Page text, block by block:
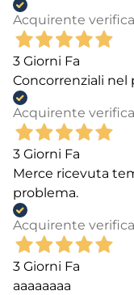
Acquirente
3 Giorni Fa
Concorrenziali nel
Acquirente
3 Giorni Fa
Merce ricevuta
problema.
Acquirente
3 Giorni Fa
aaaaaaaa